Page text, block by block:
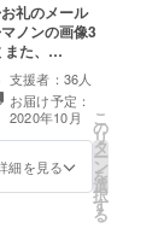
礼のメール
ノンの画像3
の
動報告｣上で
報告・治療
行った事をご
致します。
支援者：36人
お届け予定：
2020年10月
細を見る
こ
の
リ
タ
ー
ン
を
選
択
す
る